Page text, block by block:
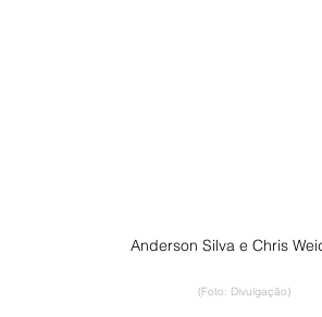
Anderson Silva e Chris
(Foto: Divulgação)